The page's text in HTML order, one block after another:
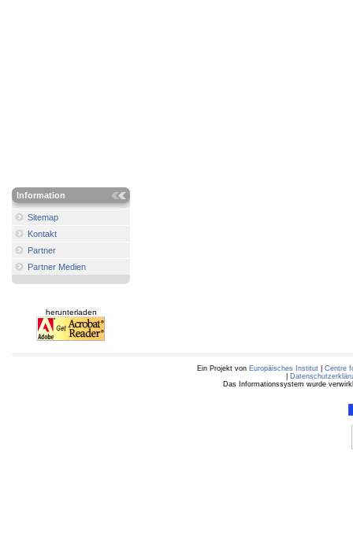
Information
Sitemap
Kontakt
Partner
Partner Medien
herunterladen
Ein Projekt von Europäisches Institut
Centre
Das Informationssystem wurde